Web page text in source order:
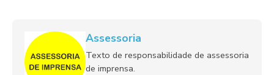
Assessoria
Texto de responsabilidade de assessoria
de imprensa.